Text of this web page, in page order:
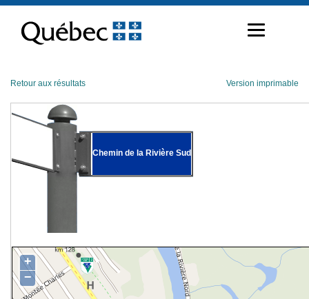
contenu
Retour aux résultats Version imprimable
Chemin de la Rivière Sud
+
−